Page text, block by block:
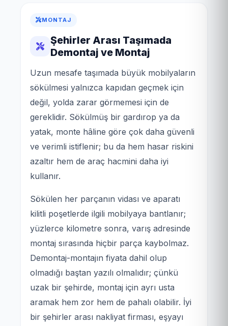
MONTAJ
Şehirler Arası Taşımada
Demontaj ve Montaj
Uzun mesafe taşımada büyük mobilyaların
sökülmesi yalnızca kapıdan geçmek için
değil, yolda zarar görmemesi için de
gereklidir. Sökülmüş bir gardırop ya da
yatak, monte hâline göre çok daha güvenli
ve verimli istiflenir; bu da hem hasar riskini
azaltır hem de araç hacmini daha iyi
kullanır.
Sökülen her parçanın vidası ve aparatı
kilitli poşetlerde ilgili mobilyaya bantlanır;
yüzlerce kilometre sonra, varış adresinde
montaj sırasında hiçbir parça kaybolmaz.
Demontaj-montajın fiyata dahil olup
olmadığı baştan yazılı olmalıdır; çünkü
uzak bir şehirde, montaj için ayrı usta
aramak hem zor hem de pahalı olabilir. İyi
bir şehirler arası nakliyat firması, eşyayı